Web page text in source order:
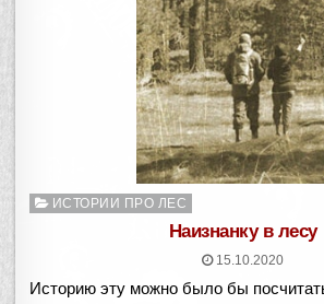
Опубликовано
ИСТОРИИ ПРО ЛЕС
Наизнанку в лесу
15.10.2020
Историю эту можно было бы